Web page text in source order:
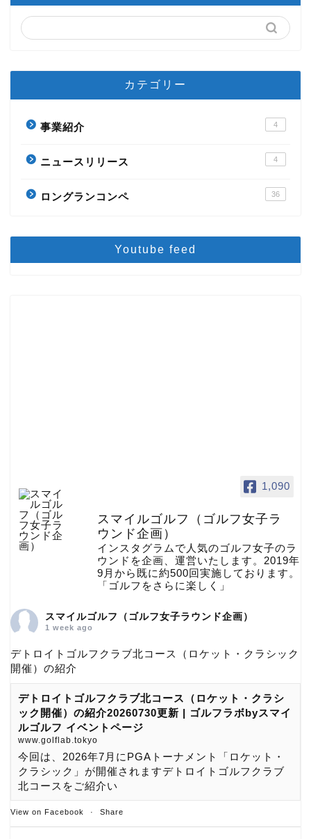
カテゴリー
事業紹介 4
ニュースリリース 4
ロングランコンペ 36
Youtube feed
1,090
スマイルゴルフ（ゴルフ女子ラ
ウンド企画）
インスタグラムで人気のゴルフ女子のラ
ウンドを企画、運営いたします。2019年
9月から既に約500回実施しております。
「ゴルフをさらに楽しく」
スマイルゴルフ（ゴルフ女子ラウンド企画）
1 week ago
デトロイトゴルフクラブ北コース（ロケット・クラシック
開催）の紹介
デトロイトゴルフクラブ北コース（ロケット・クラシ
ック開催）の紹介20260730更新 | ゴルフラボbyスマイ
ルゴルフ イベントページ
www.golflab.tokyo
今回は、2026年7月にPGAトーナメント「ロケット・
クラシック」が開催されますデトロイトゴルフクラブ
北コースをご紹介い
View on Facebook · Share